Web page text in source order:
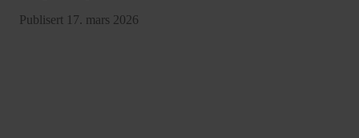
Publisert 17. mars 2026